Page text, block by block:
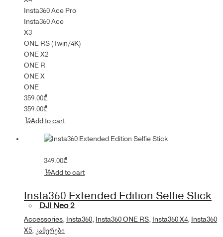
DJI Neo 2
Insta360 Ace Pro
Insta360 Ace
X3
ONE RS (Twin/4K)
ONE X2
ONE R
ONE X
ONE
359.00₾
359.00₾
Add to cart
349.00₾
Add to cart
Insta360 Extended Edition Selfie Stick
Accessories, Insta360, Insta360 ONE RS, Insta360 X4, Insta360
X5, კამერები